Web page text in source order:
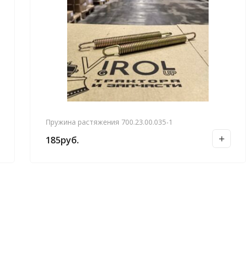
Пружина растяжения 700.23.00.035-1
185руб.